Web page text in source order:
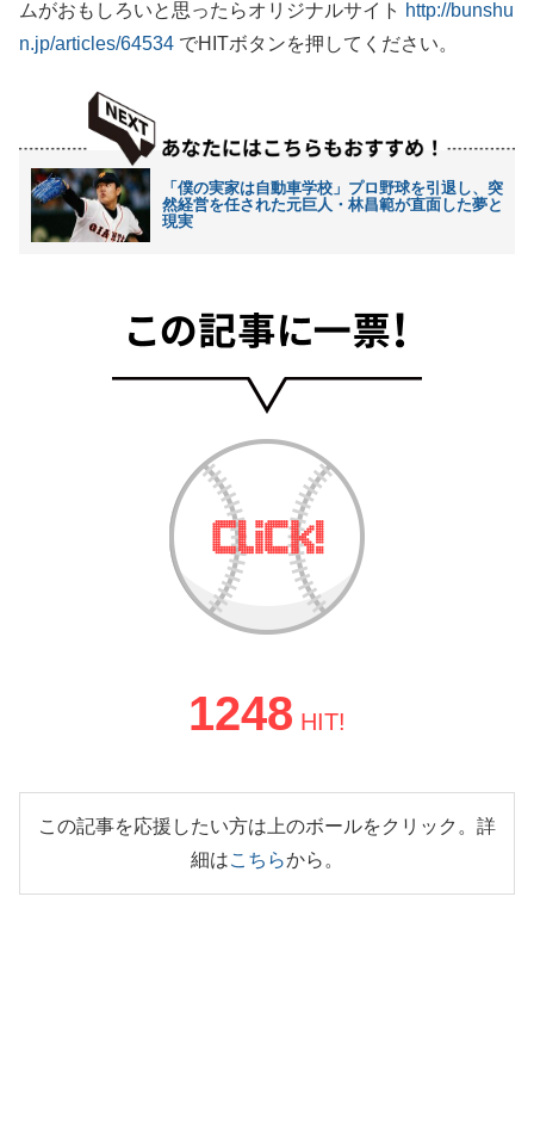
ムがおもしろいと思ったらオリジナルサイト http://bunshu
n.jp/articles/64534 でHITボタンを押してください。
「僕の実家は自動車学校」プロ野球を引退し、突
然経営を任された元巨人・林昌範が直面した夢と
現実
1248 HIT!
この記事を応援したい方は上のボールをクリック。詳
細はこちらから。